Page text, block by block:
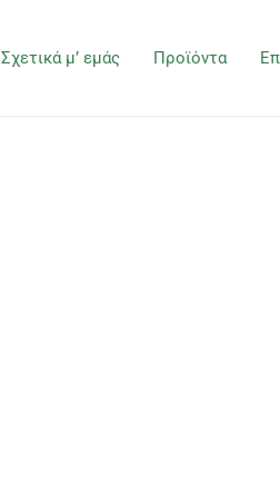
Σχετικά μ’ εμάς Προϊόντα